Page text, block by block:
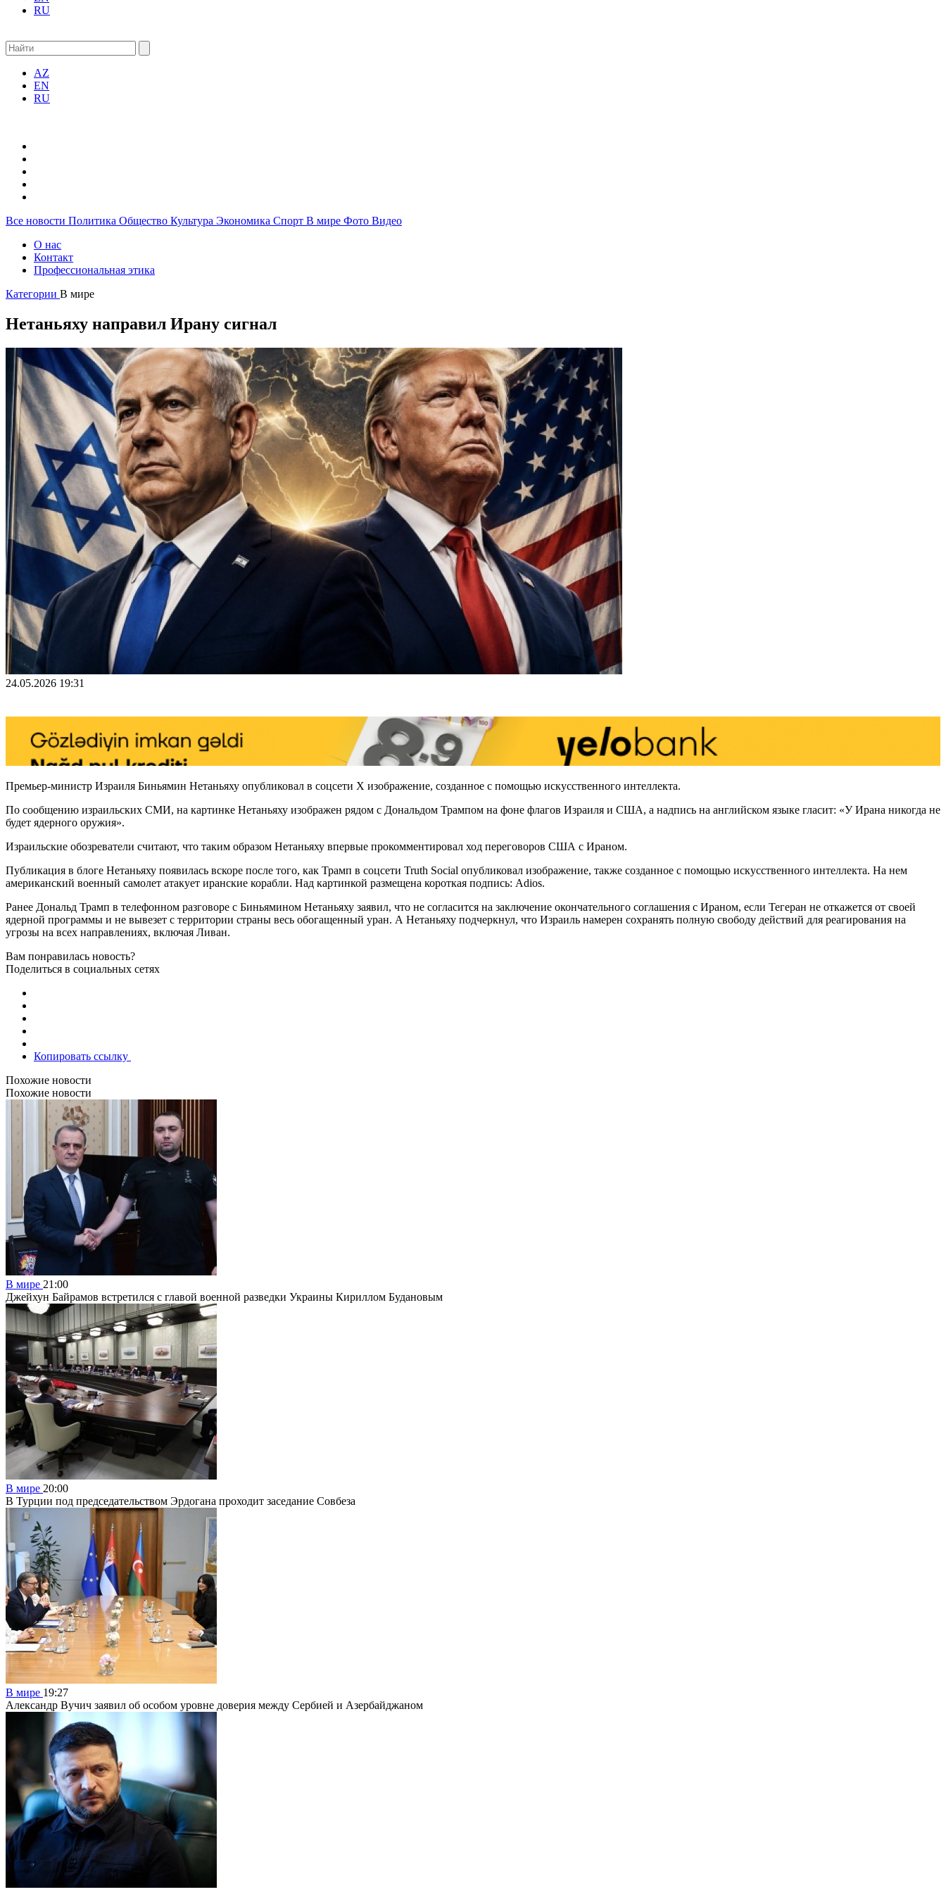
RU
AZ
EN
RU
Все новости Политика Общество Культура Экономика Спорт В мире Фото Видео
О нас
Контакт
Профессиональная этика
Категории В мире
Нетаньяху направил Ирану сигнал
24.05.2026 19:31
Премьер-министр Израиля Биньямин Нетаньяху опубликовал в соцсети Х изображение, созданное с помощью искусственного интеллекта.
По сообщению израильских СМИ, на картинке Нетаньяху изображен рядом с Дональдом Трампом на фоне флагов Израиля и США, а надпись на английском языке гласит: «У Ирана никогда не
будет ядерного оружия».
Израильские обозреватели считают, что таким образом Нетаньяху впервые прокомментировал ход переговоров США с Ираном.
Публикация в блоге Нетаньяху появилась вскоре после того, как Трамп в соцсети Truth Social опубликовал изображение, также созданное с помощью искусственного интеллекта. На нем
американский военный самолет атакует иранские корабли. Над картинкой размещена короткая подпись: Adios.
Ранее Дональд Трамп в телефонном разговоре с Биньямином Нетаньяху заявил, что не согласится на заключение окончательного соглашения с Ираном, если Тегеран не откажется от своей
ядерной программы и не вывезет с территории страны весь обогащенный уран. А Нетаньяху подчеркнул, что Израиль намерен сохранять полную свободу действий для реагирования на
угрозы на всех направлениях, включая Ливан.
Вам понравилась новость?
Поделиться в социальных сетях
Копировать ссылку
Похожие новости
Похожие новости
В мире 21:00
Джейхун Байрамов встретился с главой военной разведки Украины Кириллом Будановым
В мире 20:00
В Турции под председательством Эрдогана проходит заседание Совбеза
В мире 19:27
Александр Вучич заявил об особом уровне доверия между Сербией и Азербайджаном